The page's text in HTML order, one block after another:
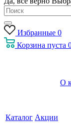
Избранные 0
Корзина пуста
Каталог Акции
О